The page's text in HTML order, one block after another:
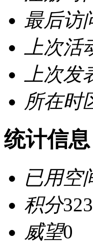
最后访
上次活
上次发
所在时
统计信息
已用空
积分323
威望0